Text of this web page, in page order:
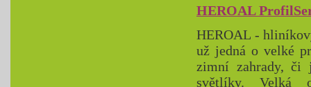
HEROAL
HEROAL -
už jedná o velké
zimní zahrady, či
světlíky. Velká